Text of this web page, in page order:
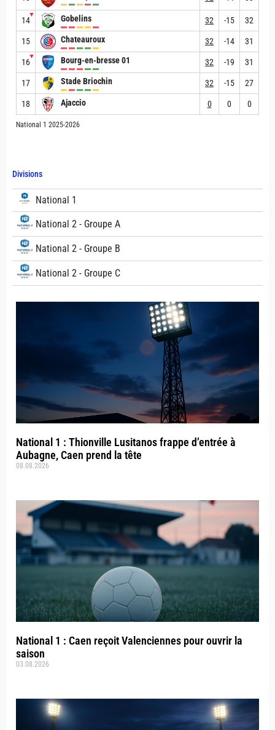
Divisions
National 1
National 2 - Groupe A
National 2 - Groupe B
National 2 - Groupe C
National 1 : Thionville Lusitanos frappe d’entrée à
Aubagne, Caen prend la tête
08.08.2026
National 1 : Caen reçoit Valenciennes pour ouvrir la
saison
03.08.2026
14
▼ Gobelins 32 -15 32
15 Chateauroux 32 -14 31
16
▼ Bourg-en-bresse 01 32 -19 31
17 Stade Briochin 32 -15 27
18 Ajaccio 0 0 0
National 1 2025-2026